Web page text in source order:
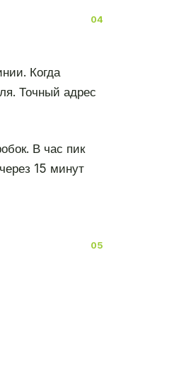
Когда
Точный адрес
В час пик
15 минут